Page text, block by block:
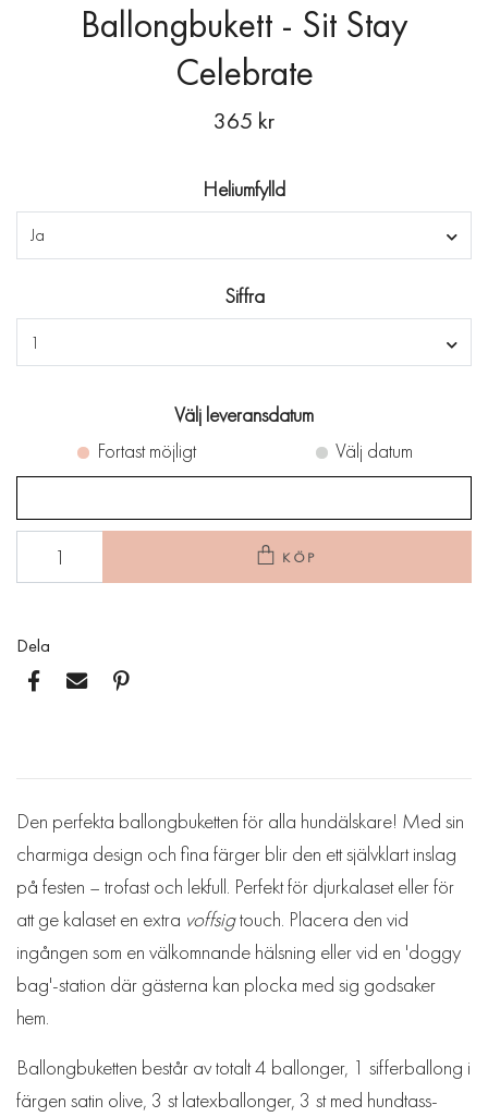
Ballongbukett - Sit Stay
Celebrate
365 kr
Heliumfylld
Ja
Siffra
1
Välj leveransdatum
Fortast möjligt
Välj datum
KÖP
Dela
Den perfekta ballongbuketten för alla hundälskare! Med sin
charmiga design och fina färger blir den ett självklart inslag
på festen – trofast och lekfull. Perfekt för djurkalaset eller för
att ge kalaset en extra voffsigtouch. Placera den vid
ingången som en välkomnande hälsning eller vid en 'doggy
bag'-station där gästerna kan plocka med sig godsaker
hem.
Ballongbuketten består av totalt 4 ballonger, 1 sifferballong i
färgen satin olive, 3 st latexballonger, 3 st med hundtass-